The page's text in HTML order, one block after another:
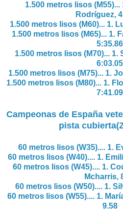
1.500 metros lisos (M55)...
Rodríguez,
1.500 metros lisos (M60)... 1.
1.500 metros lisos (M65)... 1.
5:35.86
1.500 metros lisos (M70)... 1.
6:03.05
1.500 metros lisos (M75)... 1.
1.500 metros lisos (M80)... 1.
7:41.09
Campeonas de España
pista
60 metros lisos (W35).... 1.
60 metros lisos (W40).... 1.
60 metros lisos (W45).... 1.
Mcharris,
60 metros lisos (W50).... 1.
60 metros lisos (W55).... 1.
9.58